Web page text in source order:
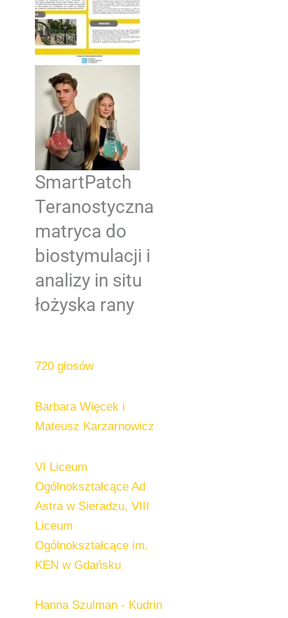
SmartPatch
Teranostyczna
matryca do
biostymulacji i
analizy in situ
łożyska rany
720 głosów
Barbara Więcek i
Mateusz Karzarnowicz
VI Liceum
Ogólnokształcące Ad
Astra w Sieradzu, VIII
Liceum
Ogólnokształcące im.
KEN w Gdańsku
Hanna Szulman - Kudrin